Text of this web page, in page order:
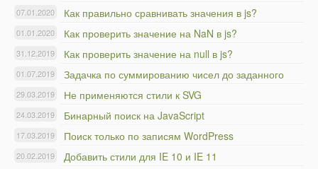
Как правильно сравнивать значения в js?
07.01.2020
Как проверить значение на NaN в js?
01.01.2020
Как проверить значение на null в js?
31.12.2019
Задачка по суммированию чисел до заданного
01.07.2019
Не применяются стили к SVG
29.03.2019
Бинарный поиск на JavaScript
24.03.2019
Поиск только по записям WordPress
17.03.2019
Добавить стили для IE 10 и IE 11
20.02.2019